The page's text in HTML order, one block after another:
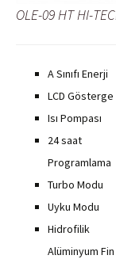
OLE-09 HT HI-
A Sınıfı Enerji
LCD Gösterge
Isı Pompası
24 saat
Programlama
Turbo Modu
Uyku Modu
Hidrofilik
Alüminyum Fin